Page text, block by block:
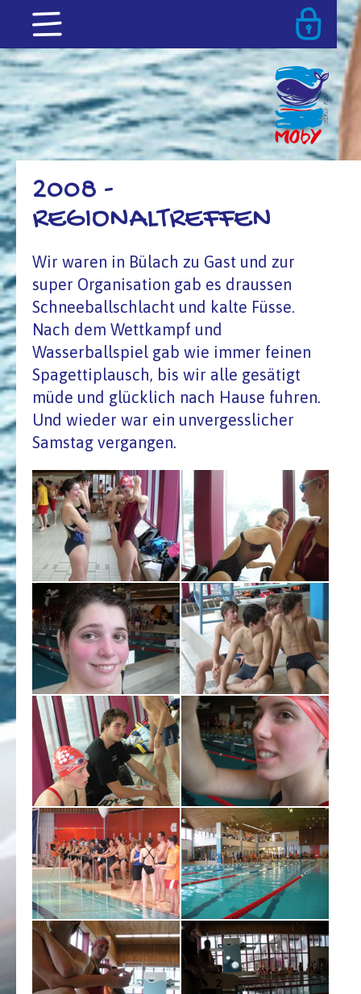
2008 -
REGIONALTREFFEN
Wir waren in Bülach zu Gast und zur
super Organisation gab es draussen
Schneeballschlacht und kalte Füsse.
Nach dem Wettkampf und
Wasserballspiel gab wie immer feinen
Spagettiplausch, bis wir alle gesätigt
müde und glücklich nach Hause fuhren.
Und wieder war ein unvergesslicher
Samstag vergangen.